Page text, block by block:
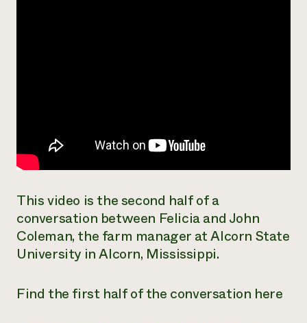
This video is the second half of a
conversation between Felicia and John
Coleman, the farm manager at Alcorn State
University in Alcorn, Mississippi.
Find the first half of the conversation here